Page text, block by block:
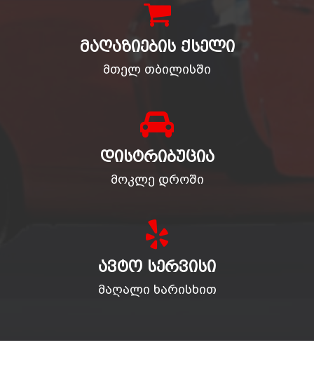
ᲛᲐᲦᲐᲖᲘᲔᲑᲘᲡ ᲥᲡᲔᲚᲘ
მთელ თბილისში
ᲓᲘᲡᲢᲠᲘᲑᲣᲪᲘᲐ
მოკლე დროში
ᲐᲕᲢᲝ ᲡᲔᲠᲕᲘᲡᲘ
მაღალი ხარისხით